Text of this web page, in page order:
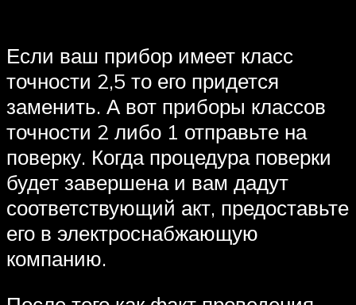
Если ваш прибор имеет класс
точности 2,5 то его придется
заменить. А вот приборы классов
точности 2 либо 1 отправьте на
поверку. Когда процедура поверки
будет завершена и вам дадут
соответствующий акт, предоставьте
его в электроснабжающую
компанию.